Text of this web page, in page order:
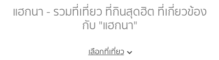
แฮกนา - รวมที่เที่ยว ที่กินสุดฮิต ที่เกี่ยวข้อง
กับ "แฮกนา"
เลือกที่เที่ยว